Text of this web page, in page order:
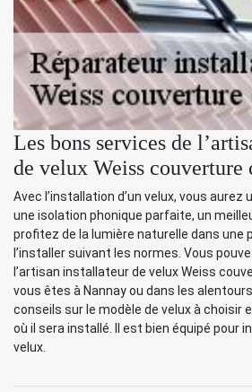
Les bons services de
de velux Weiss couverture
Avec l’installation d’un velux, vous aurez
une isolation phonique parfaite, un
profitez de la lumière naturelle dans une
l’installer suivant les normes. Vous
l’artisan installateur de velux Weiss
vous êtes à Nannay ou dans les
conseils sur le modèle de velux à choisir
où il sera installé. Il est bien équipé pour
velux.